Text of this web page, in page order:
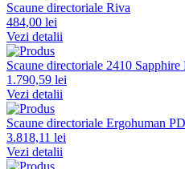
Scaune directoriale Riva
484,00 lei
Vezi detalii
Scaune directoriale 2410 Sapphire
1.790,59 lei
Vezi detalii
Scaune directoriale Ergohuman
3.818,11 lei
Vezi detalii